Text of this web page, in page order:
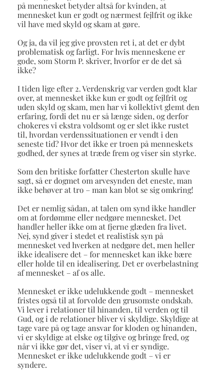
på mennesket betyder altså for kvinden, at
mennesket kun er godt og nærmest fejlfrit og ikke
vil have med skyld og skam at gøre.
Og ja, da vil jeg give provsten ret i, at det er dybt
problematisk og farligt. For hvis menneskene er
gode, som Storm P. skriver, hvorfor er de det så
ikke?
I tiden lige efter 2. Verdenskrig var verden godt klar
over, at mennesket ikke kun er godt og fejlfrit og
uden skyld og skam, men har vi kollektivt glemt den
erfaring, fordi det nu er så længe siden, og derfor
chokeres vi ekstra voldsomt og er slet ikke rustet
til, hvordan verdenssituationen er vendt i den
seneste tid? Hvor det ikke er troen på menneskets
godhed, der synes at træde frem og viser sin styrke.
Som den britiske forfatter Chesterton skulle have
sagt, så er dogmet om arvesynden det eneste, man
ikke behøver at tro – man kan blot se sig omkring!
Det er nemlig sådan, at talen om synd ikke handler
om at fordømme eller nedgøre mennesket. Det
handler heller ikke om at fjerne glæden fra livet.
Nej, synd giver i stedet et realistisk syn på
mennesket ved hverken at nedgøre det, men heller
ikke idealisere det – for mennesket kan ikke bære
eller holde til en idealisering. Det er overbelastning
af mennesket – af os alle.
Mennesket er ikke udelukkende godt – mennesket
fristes også til at forvolde den grusomste ondskab.
Vi lever i relationer til hinanden, til verden og til
Gud, og i de relationer bliver vi skyldige. Skyldige at
tage vare på og tage ansvar for kloden og hinanden,
vi er skyldige at elske og tilgive og bringe fred, og
når vi ikke gør det, viser vi, at vi er syndige.
Mennesket er ikke udelukkende godt – vi er
syndere.